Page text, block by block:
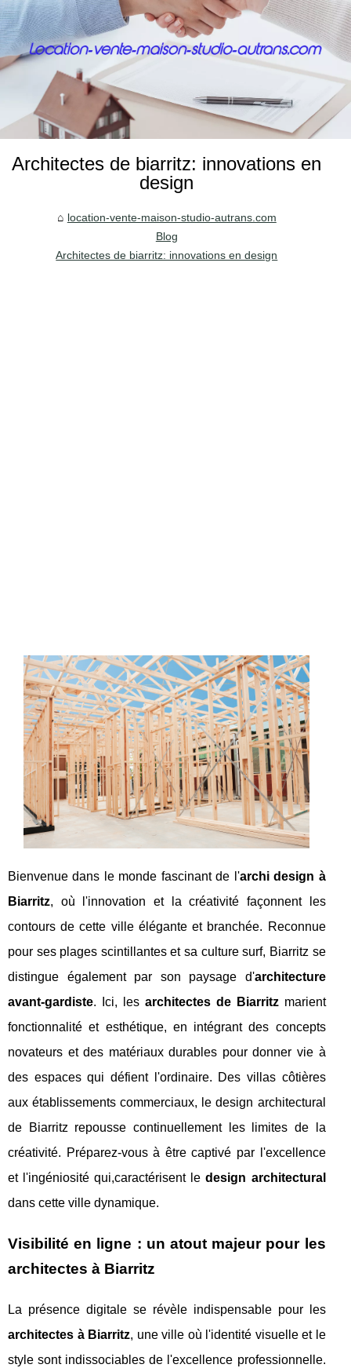
Architectes de biarritz: innovations en
design
location-vente-maison-studio-autrans.com
Blog
Architectes de biarritz: innovations en design
Bienvenue dans le monde fascinant de l'archi design à
Biarritz, où l'innovation et la créativité façonnent les
contours de cette ville élégante et branchée. Reconnue
pour ses plages scintillantes et sa culture surf, Biarritz se
distingue également par son paysage d'architecture
avant-gardiste. Ici, les architectes de Biarritzmarient
fonctionnalité et esthétique, en intégrant des concepts
novateurs et des matériaux durables pour donner vie à
des espaces qui défient l'ordinaire. Des villas côtières
aux établissements commerciaux, le design architectural
de Biarritz repousse continuellement les limites de la
créativité. Préparez-vous à être captivé par l'excellence
et l'ingéniosité qui,caractérisent ledesign architectural
dans cette ville dynamique.
Visibilité en ligne : un atout majeur pour les
architectes à Biarritz
La présence digitale se révèle indispensable pour les
architectes à Biarritz, une ville où l'identité visuelle et le
style sont indissociables de l'excellence professionnelle.